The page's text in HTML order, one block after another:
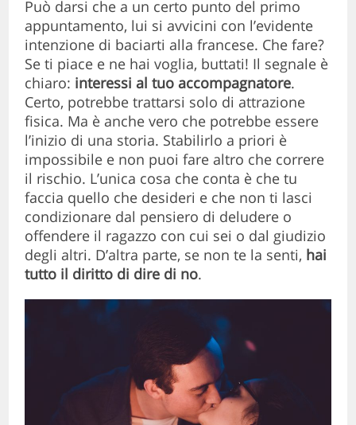
Può darsi che a un certo punto del primo
appuntamento, lui si avvicini con l’evidente
intenzione di baciarti alla francese. Che fare?
Se ti piace e ne hai voglia, buttati! Il segnale è
chiaro: interessi al tuo accompagnatore.
Certo, potrebbe trattarsi solo di attrazione
fisica. Ma è anche vero che potrebbe essere
l’inizio di una storia. Stabilirlo a priori è
impossibile e non puoi fare altro che correre
il rischio. L’unica cosa che conta è che tu
faccia quello che desideri e che non ti lasci
condizionare dal pensiero di deludere o
offendere il ragazzo con cui sei o dal giudizio
degli altri. D’altra parte, se non te la senti, hai
tutto il diritto di dire di no.